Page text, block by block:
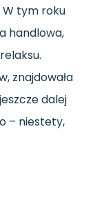
W tym roku
handlowa,
znajdowała
dalej
– niestety,